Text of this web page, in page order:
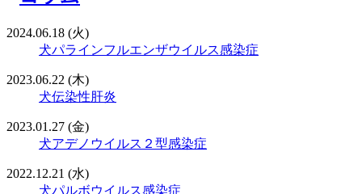
2024.06.18 (火)
犬パラインフルエンザウイルス感染症
2023.06.22 (木)
犬伝染性肝炎
2023.01.27 (金)
犬アデノウイルス２型感染症
2022.12.21 (水)
犬パルボウイルス感染症